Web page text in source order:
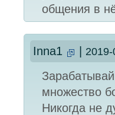
общения в
Inna1
множество
Никогда не